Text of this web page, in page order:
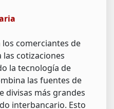
comerciantes de
las cotizaciones
la tecnología de
las fuentes de
divisas más grandes
interbancario. Esto